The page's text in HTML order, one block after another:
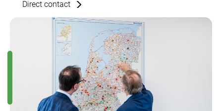
Direct contact